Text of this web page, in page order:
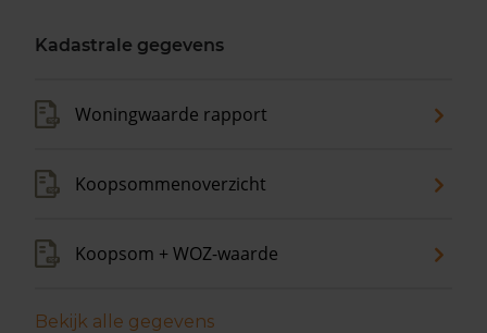
Kadastrale gegevens
Woningwaarde rapport
Koopsommenoverzicht
Koopsom + WOZ-waarde
Bekijk alle gegevens